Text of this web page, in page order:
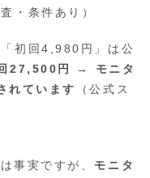
・条件あり）
初回4,980円」は公
27,500円 → モニタ
れています
（公式ス
事実ですが、 モニタ